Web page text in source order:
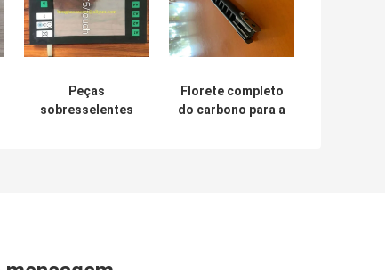
Peças
sobresselentes
Florete completo
do carbono para a